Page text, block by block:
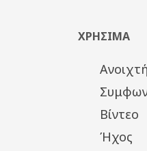
ΧΡΗΣΙΜΑ
Βίντεο
Ήχος